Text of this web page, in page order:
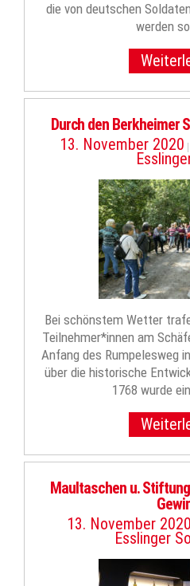
die von deutschen
werden
Durch den Berkheimer
13. November 2020 |
Bei schönstem Wetter
Teilnehmer*innen am
Anfang des Rumpelesweg
über die historische
1768 wurde
Maultaschen u.
13. November 2020
Esslinger